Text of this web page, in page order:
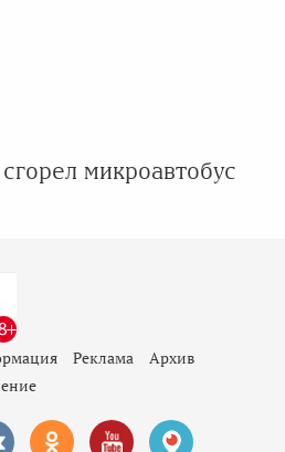
микроавтобус
Реклама
Архив